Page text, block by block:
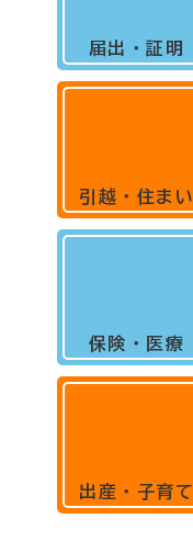
届出・証明
引越・住まい
保険・医療
出産・子育て